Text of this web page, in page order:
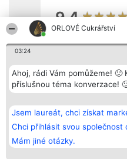
ORLOVÉ Cukrářství
03:24
Ahoj, rádi Vám pomůžeme! 🙂
příslušnou téma konverzace!
Jsem laureát, chci získat
Chci přihlásit svou společnost
Mám jiné otázky.
9.4
Bright Side Solutions sp. z o.
o. sp. k.
ul. Ruska 22
Wrocław 50-079
381313360 | NIP 8943132676